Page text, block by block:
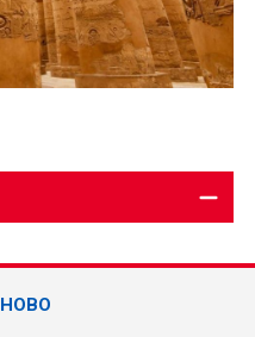
НОВО